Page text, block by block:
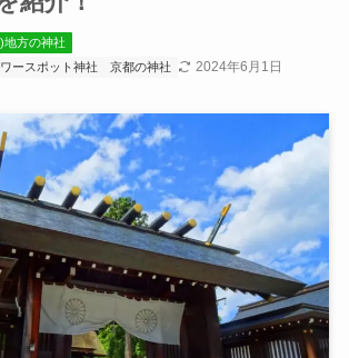
地方の神社
ースポット神社 京都の神社 2024年6月1日